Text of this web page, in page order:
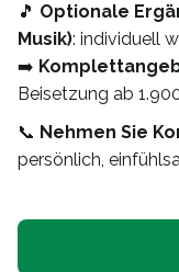
🎵 Optionale
Musik): individuell
➡️
Beisetzung ab
📞 Nehmen Sie
persönlich,